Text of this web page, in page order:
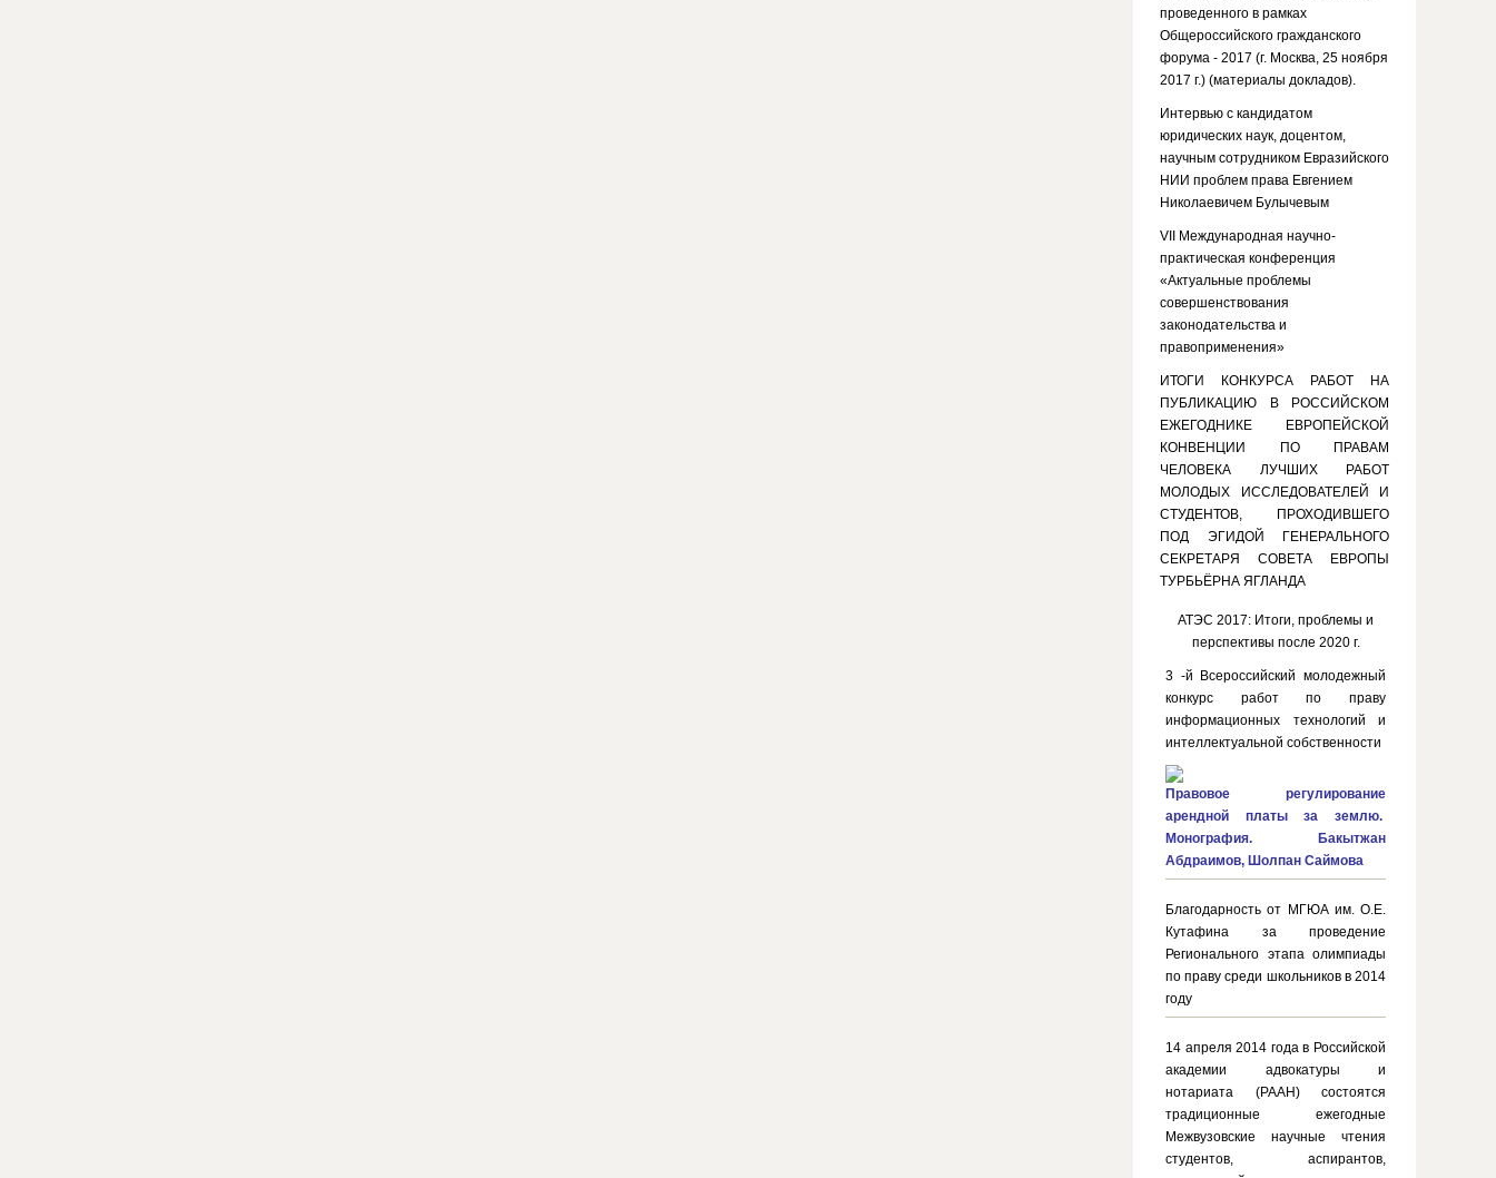
проведенного в рамках
Общероссийского гражданского
форума - 2017 (г. Москва, 25 ноября
2017 г.) (материалы докладов).
Интервью с кандидатом
юридических наук, доцентом,
научным сотрудником Евразийского
НИИ проблем права Евгением
Николаевичем Булычевым
VII Международная научно-
практическая конференция
«Актуальные проблемы
совершенствования
законодательства и
правоприменения»
ИТОГИ КОНКУРСА РАБОТ НА
ПУБЛИКАЦИЮ В РОССИЙСКОМ
ЕЖЕГОДНИКЕ ЕВРОПЕЙСКОЙ
КОНВЕНЦИИ ПО ПРАВАМ
ЧЕЛОВЕКА ЛУЧШИХ РАБОТ
МОЛОДЫХ ИССЛЕДОВАТЕЛЕЙ И
СТУДЕНТОВ, ПРОХОДИВШЕГО
ПОД ЭГИДОЙ ГЕНЕРАЛЬНОГО
СЕКРЕТАРЯ СОВЕТА ЕВРОПЫ
ТУРБЬЁРНА ЯГЛАНДА
АТЭС 2017: Итоги, проблемы и
перспективы после 2020 г.
3 -й Всероссийский молодежный
конкурс работ по праву
информационных технологий и
интеллектуальной собственности
Правовое регулирование
арендной платы за землю.
Монография. Бакытжан
Абдраимов, Шолпан Саймова
Благодарность от МГЮА им. О.Е.
Кутафина за проведение
Регионального этапа олимпиады
по праву среди школьников в 2014
году
14 апреля 2014 года в Российской
академии адвокатуры и
нотариата (РААН) состоятся
традиционные ежегодные
Межвузовские научные чтения
студентов, аспирантов,